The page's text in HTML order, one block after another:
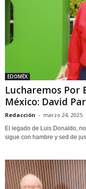
EDOMÉX
Lucharemos Por
México: David
Redacción - marzo 24, 2025
El legado de Luis Donaldo,
sigue con hambre y sed de